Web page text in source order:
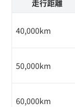
走行距離
40,000km
50,000km
60,000km